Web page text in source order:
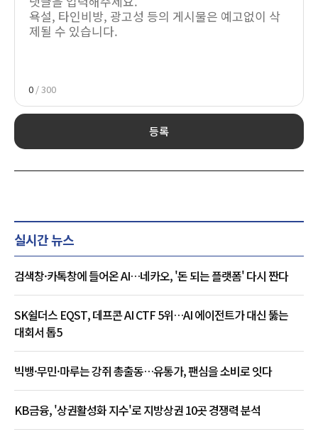
0 / 300
등록
실시간 뉴스
검색창·카톡창에 들어온 AI…네카오, '돈 되는 플랫폼' 다시 짠다
SK쉴더스 EQST, 데프콘 AI CTF 5위…AI 에이전트가 대신 뚫는
대회서 톱5
빅뱅·무민·마루는 강쥐 총출동…유통가, 팬심을 소비로 잇다
KB금융, '상권활성화 지수'로 지방상권 10곳 경쟁력 분석